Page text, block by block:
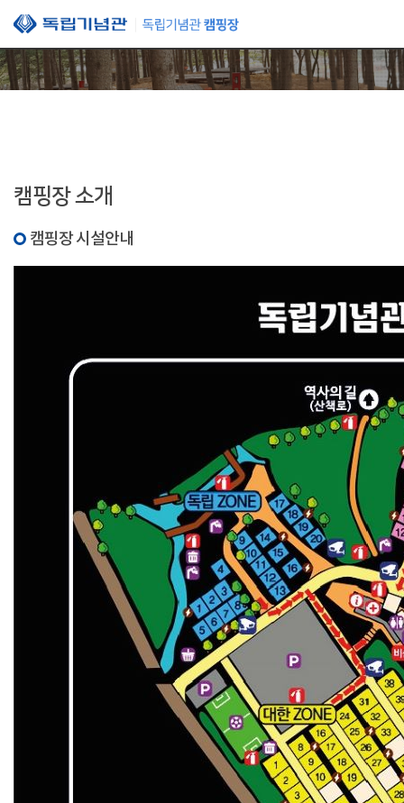
본문 바로가기
캠핑장 소개
캠핑장 시설안내